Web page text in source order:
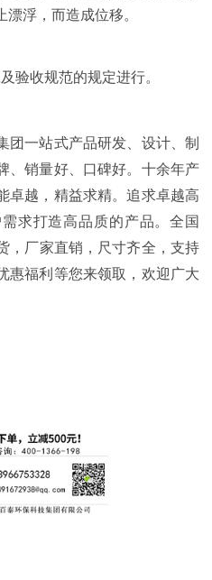
浮，而造成位移。
验收规范的规定进行。
团一站式产品研发、设计、制
、销量好、口碑好。十余年产
卓越，精益求精。追求卓越高
求打造高品质的产品。全国
厂家直销，尺寸齐全，支持
惠福利等您来领取，欢迎广大